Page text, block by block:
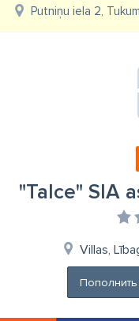
Putniņu iela 2,
"Talce" SIA
Villas,